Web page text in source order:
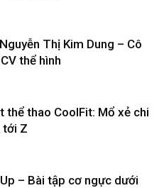
Thị Kim Dung – Cô
thể hình
thể thao CoolFit: Mổ xẻ chi
tới Z
– Bài tập cơ ngực dưới